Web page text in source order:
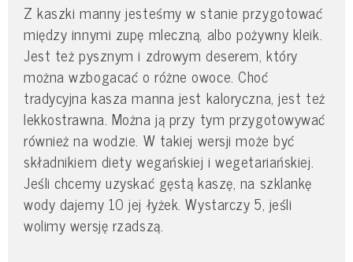
Z kaszki manny jesteśmy w stanie przygotować
między innymi zupę mleczną, albo pożywny kleik.
Jest też pysznym i zdrowym deserem, który
można wzbogacać o różne owoce. Choć
tradycyjna kasza manna jest kaloryczna, jest też
lekkostrawna. Można ją przy tym przygotowywać
również na wodzie. W takiej wersji może być
składnikiem diety wegańskiej i wegetariańskiej.
Jeśli chcemy uzyskać gęstą kaszę, na szklankę
wody dajemy 10 jej łyżek. Wystarczy 5, jeśli
wolimy wersję rzadszą.